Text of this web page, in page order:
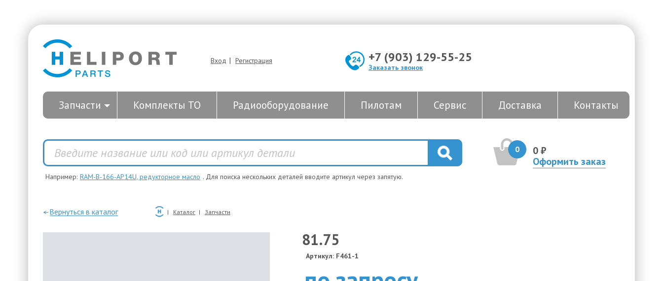
Вход | Регистрация +7 (903) 129-55-25
Заказать звонок
Запчасти Комплекты ТО Радиооборудование Пилотам Сервис Доставка Контакты
0
0 ₽
Оформить заказ
Например: RAM-B-166-AP14U, редукторное масло . Для поиска нескольких деталей вводите артикул через запятую.
—Вернуться в каталог Каталог Запчасти
81.75
Артикул: F461-1